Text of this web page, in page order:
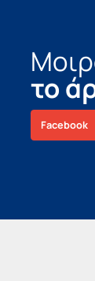
το
Facebook